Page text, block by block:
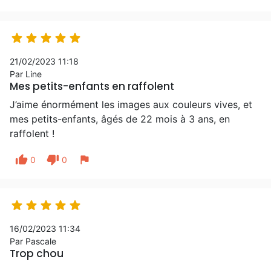
    
21/02/2023 11:18
Par Line
Mes petits-enfants en raffolent
J’aime énormément les images aux couleurs vives, et
mes petits-enfants, âgés de 22 mois à 3 ans, en
raffolent !
thumb_up 0 thumb_down 0 flag
    
16/02/2023 11:34
Par Pascale
Trop chou